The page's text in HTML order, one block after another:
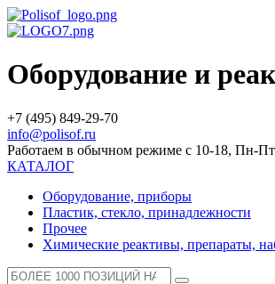
Оборудование и
+7 (495) 849-29-70
info@polisof.ru
Работаем в обычном режиме с 10-18, Пн-
КАТАЛОГ
Оборудование, приборы
Пластик, стекло, принадлежности
Прочее
Химические реактивы, препараты,